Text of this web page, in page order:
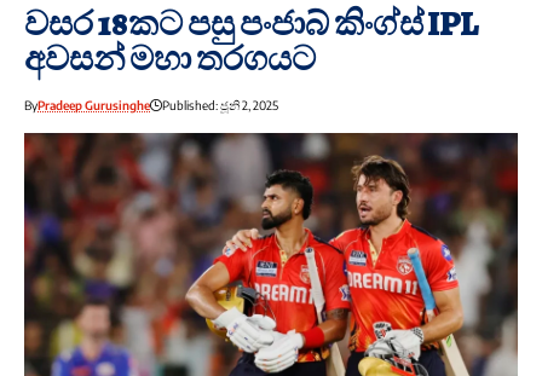
වසර 18කට පසු පංජාබ් කිංග්ස් IPL
අවසන් මහා තරගයට
ByPradeep Gurusinghe Published: ජූනි 2, 2025